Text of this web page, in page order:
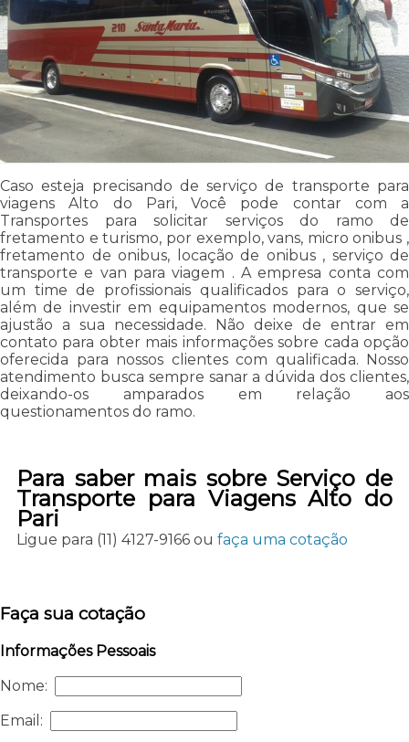
Caso esteja precisando de serviço de transporte para
viagens Alto do Pari, Você pode contar com a
Transportes para solicitar serviços do ramo de
fretamento e turismo, por exemplo, vans, micro onibus ,
fretamento de onibus, locação de onibus , serviço de
transporte e van para viagem . A empresa conta com
um time de profissionais qualificados para o serviço,
além de investir em equipamentos modernos, que se
ajustão a sua necessidade. Não deixe de entrar em
contato para obter mais informações sobre cada opção
oferecida para nossos clientes com qualificada. Nosso
atendimento busca sempre sanar a dúvida dos clientes,
deixando-os amparados em relação aos
questionamentos do ramo.
Para saber mais sobre Serviço de
Transporte para Viagens Alto do
Pari
Ligue para (11) 4127-9166ou faça uma cotação
Faça sua cotação
Informações Pessoais
Nome:
Email: